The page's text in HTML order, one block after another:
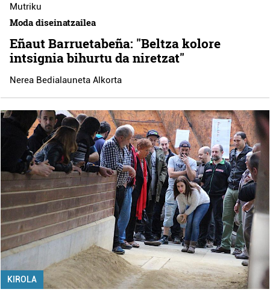
Mutriku
Moda diseinatzailea
Eñaut Barruetabeña: "Beltza kolore
intsignia bihurtu da niretzat"
Nerea Bedialauneta Alkorta
KIROLA